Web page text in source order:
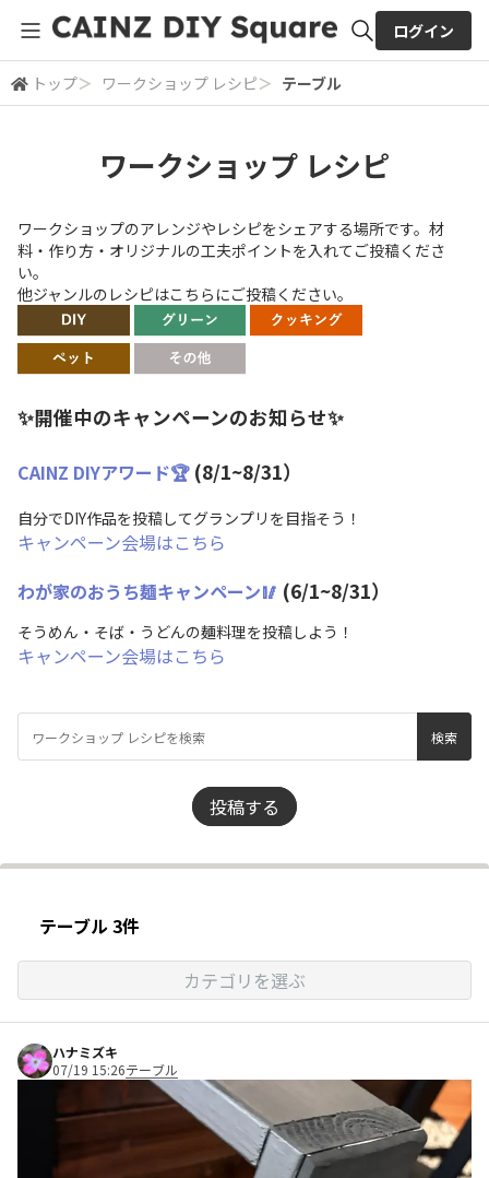
全体検索
ログイン
トップ＞ ワークショップ レシピ＞ テーブル
ワークショップ レシピ
ワークショップのアレンジやレシピをシェアする場所です。材
料・作り方・オリジナルの工夫ポイントを入れてご投稿くださ
い。
他ジャンルのレシピはこちらにご投稿ください。
✨開催中のキャンペーンのお知らせ✨
CAINZ DIYアワード🏆 (8/1~8/31）
自分でDIY作品を投稿してグランプリを目指そう！
キャンペーン会場はこちら
わが家のおうち麺キャンペーン🥢 (6/1~8/31）
そうめん・そば・うどんの麺料理を投稿しよう！
キャンペーン会場はこちら
投稿する
テーブル 3件
カテゴリを選ぶ
ハナミズキ
07/19 15:26テーブル